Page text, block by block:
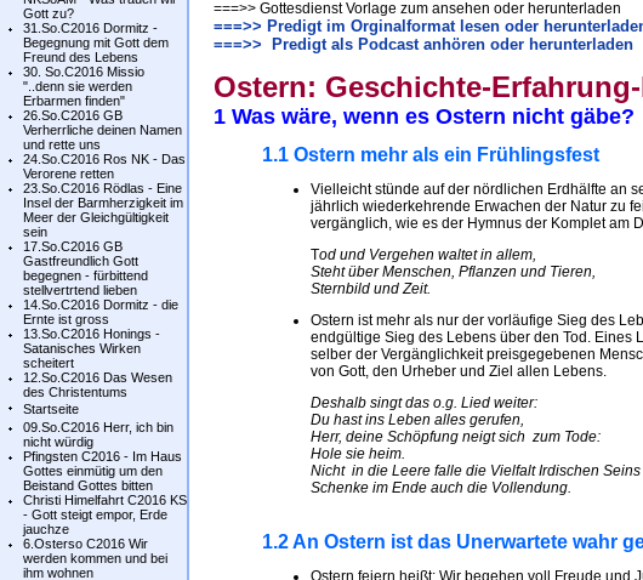
Gott zu?
31.So.C2016 Dormitz -
Begegnung mit Gott dem
Freund des Lebens
30. So.C2016 Missio
"..denn sie werden
Erbarmen finden"
26.So.C2016 GB
Verherrliche deinen Namen
und rette uns
24.So.C2016 Ros NK - Das
Verorene retten
23.So.C2016 Rödlas - Eine
Insel der Barmherzigkeit im
Meer der Gleichgültigkeit
sein
17.So.C2016 GB
Gastfreundlich Gott
begegnen - fürbittend
stellvertrtend lieben
14.So.C2016 Dormitz - die
Ernte ist gross
13.So.C2016 Honings -
Satanisches Wirken
scheitert
12.So.C2016 Das Wesen
des Christentums
Startseite
09.So.C2016 Herr, ich bin
nicht würdig
Pfingsten C2016 - Im Haus
Gottes einmütig um den
Beistand Gottes bitten
Christi Himelfahrt C2016 KS
- Gott steigt empor, Erde
jauchze
6.Osterso C2016 Wir
werden kommen und bei
ihm wohnen
===>> Gottesdienst Vorlage zum ansehen oder herunterladen
===>> Predigt im Orginalformat lesen oder
===>> Predigt als Podcast anhören oder herunterladen
Ostern: Geschichte-
1 Was wäre, wenn es Ostern nicht gäbe?
1.1 Ostern mehr als ein Frühlingsfest
Vielleicht stünde auf der nördlichen Erdhälfte an
jährlich wiederkehrende Erwachen der Natur zu
vergänglich, wie es der Hymnus der Komplet am
Tod und Vergehen waltet in allem,
Steht über Menschen, Pflanzen und Tieren,
Sternbild und Zeit.
Ostern ist mehr als nur der vorläufige Sieg des
endgültige Sieg des Lebens über den Tod. Eines
selber der Vergänglichkeit preisgegebenen
von Gott, den Urheber und Ziel allen Lebens.
Deshalb singt das o.g. Lied weiter:
Du hast ins Leben alles gerufen,
Herr, deine Schöpfung neigt sich zum Tode:
Hole sie heim.
Nicht in die Leere falle die VielfaltIrdischen Seins
Schenke im Ende auch die Vollendung.
1.2 An Ostern ist das Unerwartete wahr
Ostern feiern heißt: Wir begehen voll Freude und